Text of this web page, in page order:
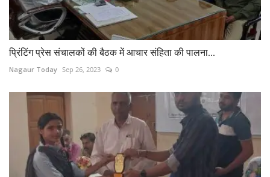
प्रिंटिंग प्रेस संचालकों की बैठक में आचार संहिता की पालना...
Nagaur Today Sep 26, 2023 0